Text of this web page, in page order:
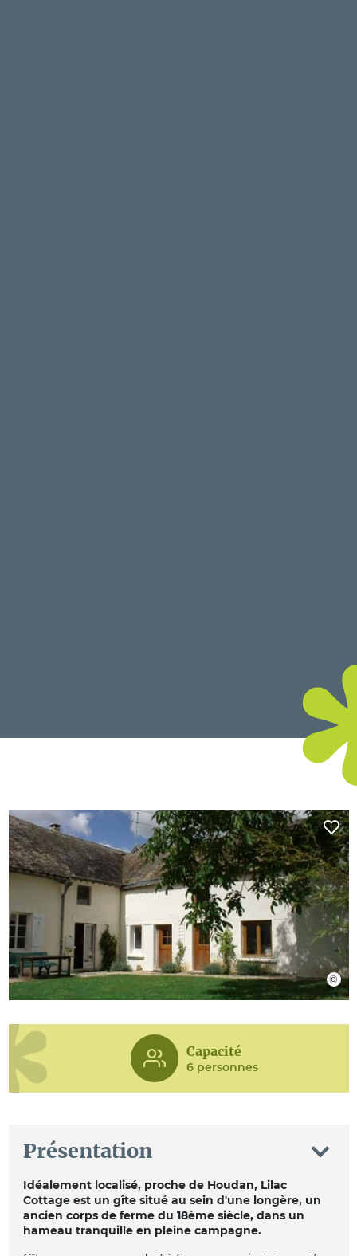
Capacité
6 personnes
Présentation
Idéalement localisé, proche de Houdan, Lilac
Cottage est un gîte situé au sein d'une longère, un
ancien corps de ferme du 18ème siècle, dans un
hameau tranquille en pleine campagne.